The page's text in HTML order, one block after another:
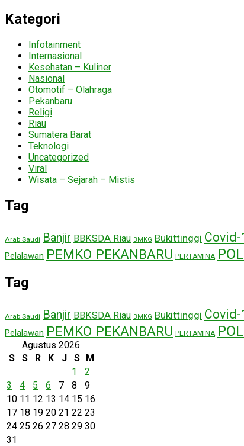
Kategori
Infotainment
Internasional
Kesehatan – Kuliner
Nasional
Otomotif – Olahraga
Pekanbaru
Religi
Riau
Sumatera Barat
Teknologi
Uncategorized
Viral
Wisata – Sejarah – Mistis
Tag
Arab Saudi Banjir BBKSDA Riau BMKG Bukittinggi Covid-
Pelalawan PEMKO PEKANBARU PERTAMINA
Tag
Arab Saudi Banjir BBKSDA Riau BMKG Bukittinggi Covid-
Pelalawan PEMKO PEKANBARU PERTAMINA
Agustus 2026
S
S R K J S M
1
2
3
4 5 6 7 8
9
10 11 12 13 14 15 16
17 18 19 20 21 22 23
24 25 26 27 28 29 30
31